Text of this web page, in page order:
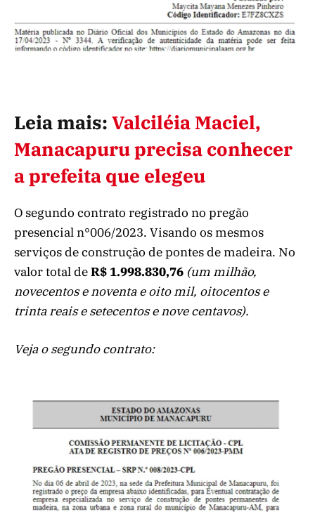
Leia mais: Valciléia Maciel,
Manacapuru precisa conhecer
a prefeita que elegeu
O segundo contrato registrado no pregão
presencial n°006/2023. Visando os mesmos
serviços de construção de pontes de madeira. No
valor total deR$ 1.998.830,76 (um milhão,
novecentos e noventa e oito mil, oitocentos e
trinta reais e setecentos e nove centavos).
Veja o segundo contrato: